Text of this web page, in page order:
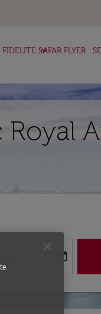
FIDELITE SAFAR FLYER
keyboard_arrow_down
return-date-aria-label
today